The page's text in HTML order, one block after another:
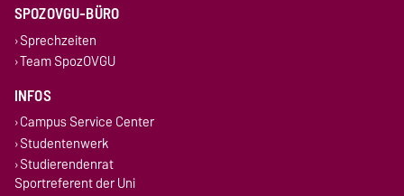
SPOZOVGU-BÜRO
Sprechzeiten
Team SpozOVGU
INFOS
Campus Service Center
Studentenwerk
Studierendenrat
Sportreferent der Uni